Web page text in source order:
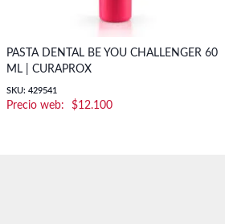
PASTA DENTAL BE YOU CHALLENGER 60
ML | CURAPROX
SKU: 429541
$12.100